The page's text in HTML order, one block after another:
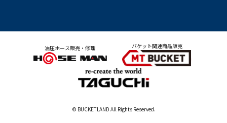
© BUCKETLAND All Rights Reserved.
油圧ホース販売・修理 バケット関連商品販売